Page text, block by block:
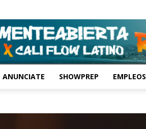
ANUNCIATE SHOWPREP EMPLEOS